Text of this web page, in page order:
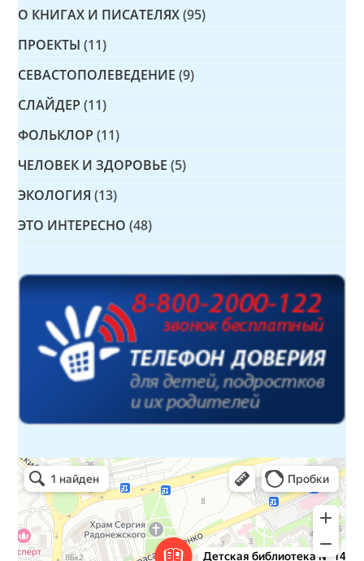
О КНИГАХ И ПИСАТЕЛЯХ (95)
ПРОЕКТЫ (11)
СЕВАСТОПОЛЕВЕДЕНИЕ (9)
СЛАЙДЕР (11)
ФОЛЬКЛОР (11)
ЧЕЛОВЕК И ЗДОРОВЬЕ (5)
ЭКОЛОГИЯ (13)
ЭТО ИНТЕРЕСНО (48)
Детская библиотека № 14 Дружбы народов
Библиотека в Севастополе